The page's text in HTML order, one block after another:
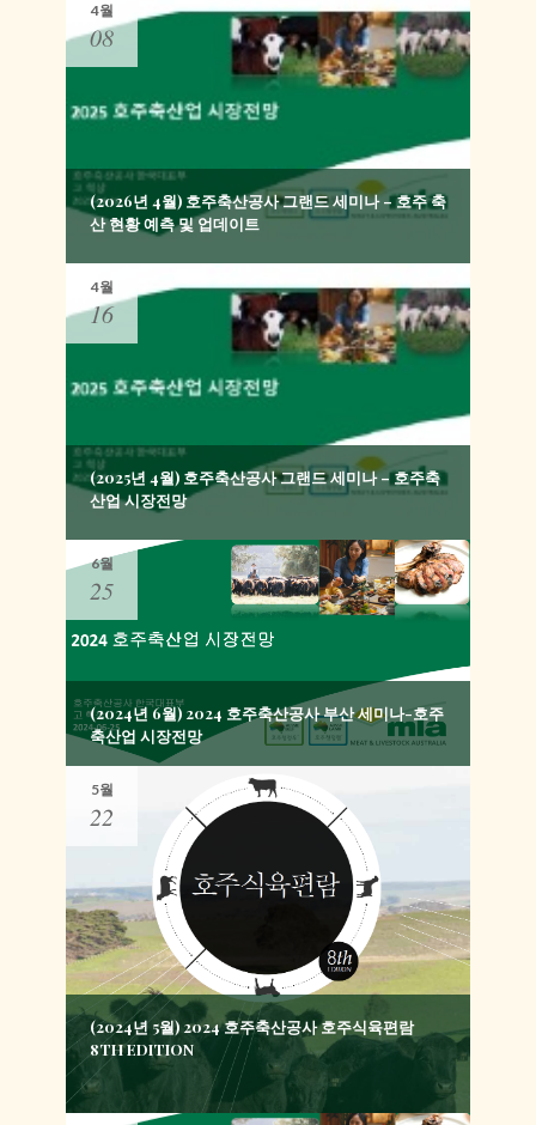
4월
08
(2026년 4월) 호주축산공사 그랜드 세미나 – 호주 축
산 현황 예측 및 업데이트
4월
16
(2025년 4월) 호주축산공사 그랜드 세미나 – 호주축
산업 시장전망
6월
25
(2024년 6월) 2024 호주축산공사 부산 세미나-호주
축산업 시장전망
5월
22
(2024년 5월) 2024 호주축산공사 호주식육편람
8TH EDITION